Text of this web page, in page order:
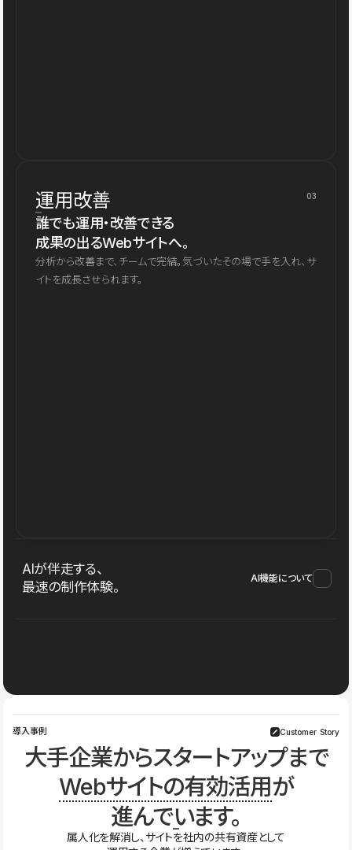
運用改善 03
誰でも運用・改善できる
成果の出るWebサイトへ。
分析から改善まで、チームで完結。気づいたその場で手を入れ、サ
イトを成長させられます。
AIが伴走する、
最速の制作体験。
AI機能について
導入事例 Customer Story
大手企業からスタートアップまで
Webサイトの有効活用が
進んでいます。
属人化を解消し、サイトを社内の共有資産として